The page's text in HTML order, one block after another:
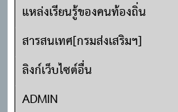
แหล่งเรียนรู้ของคนท้องถิ่น
สารสนเทศ[กรมส่งเสริมฯ]
ลิงก์เว็บไซต์อื่น
ADMIN